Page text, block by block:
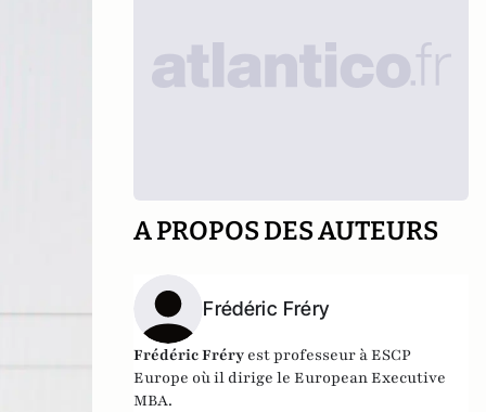
A PROPOS DES AUTEURS
Frédéric Fréry
Frédéric Fréry est professeur à ESCP
Europe où il dirige le European Executive
MBA.